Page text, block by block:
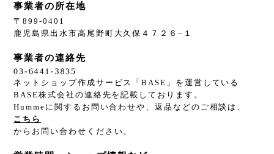
事業者の所在地
〒899-0401
鹿児島県出水市高尾野町大久保４７２６−１
事業者の連絡先
ネットショップ作成サービス「BASE」を運営している
BASE株式会社の連絡先を記載しております。
Hummeに関するお問い合わせや、返品などのご相談は、
こちら
からお問い合わせください。